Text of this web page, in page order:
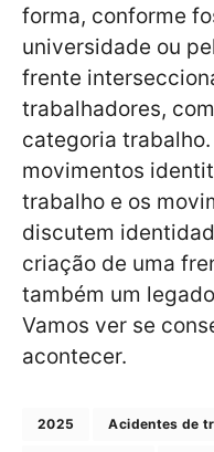
forma, conforme
universidade ou
frente
trabalhadores,
categoria
movimentos
trabalho e os
discutem
criação de uma
também um
Vamos ver se
acontecer.
2025 Acidentes de